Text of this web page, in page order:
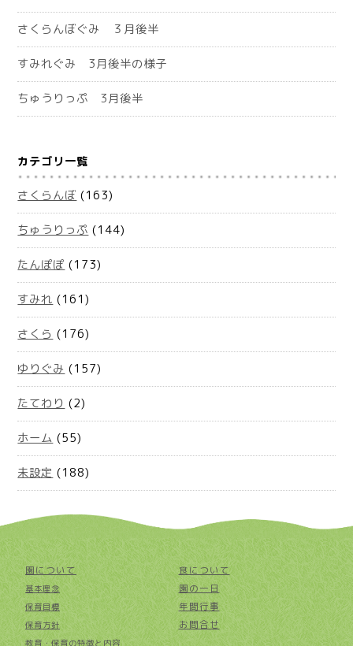
さくらんぼぐみ ３月後半
すみれぐみ 3月後半の様子
ちゅうりっぷ 3月後半
カテゴリ一覧
さくらんぼ (163)
ちゅうりっぷ (144)
たんぽぽ (173)
すみれ (161)
さくら (176)
ゆりぐみ (157)
たてわり (2)
ホーム (55)
未設定 (188)
園について
基本理念
保育目標
保育方針
教育・保育の特徴と内容
食について
園の一日
年間行事
お問合せ